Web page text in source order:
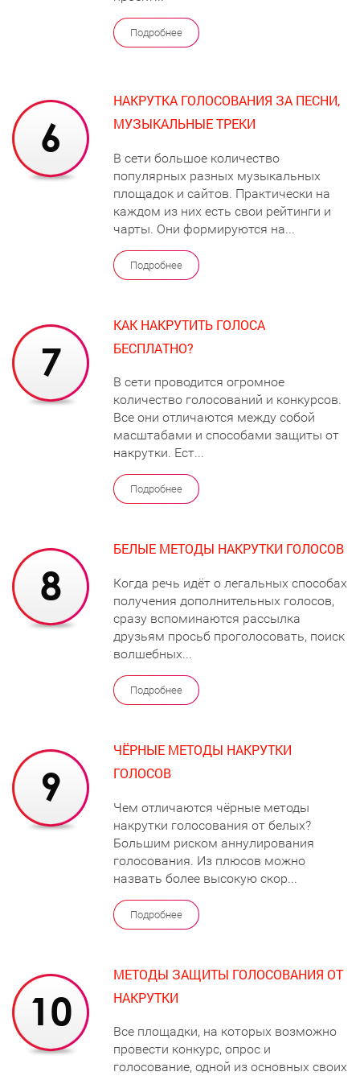
Подробнее
НАКРУТКА ГОЛОСОВАНИЯ ЗА ПЕСНИ,
МУЗЫКАЛЬНЫЕ ТРЕКИ
В сети большое количество
популярных разных музыкальных
площадок и сайтов. Практически на
каждом из них есть свои рейтинги и
чарты. Они формируются на...
Подробнее
КАК НАКРУТИТЬ ГОЛОСА
БЕСПЛАТНО?
В сети проводится огромное
количество голосований и конкурсов.
Все они отличаются между собой
масштабами и способами защиты от
накрутки. Ест...
Подробнее
БЕЛЫЕ МЕТОДЫ НАКРУТКИ ГОЛОСОВ
Когда речь идёт о легальных способах
получения дополнительных голосов,
сразу вспоминаются рассылка
друзьям просьб проголосовать, поиск
волшебных...
Подробнее
ЧЁРНЫЕ МЕТОДЫ НАКРУТКИ
ГОЛОСОВ
Чем отличаются чёрные методы
накрутки голосования от белых?
Большим риском аннулирования
голосования. Из плюсов можно
назвать более высокую скор...
Подробнее
МЕТОДЫ ЗАЩИТЫ ГОЛОСОВАНИЯ ОТ
НАКРУТКИ
Все площадки, на которых возможно
провести конкурс, опрос и
голосование, одной из основных своих